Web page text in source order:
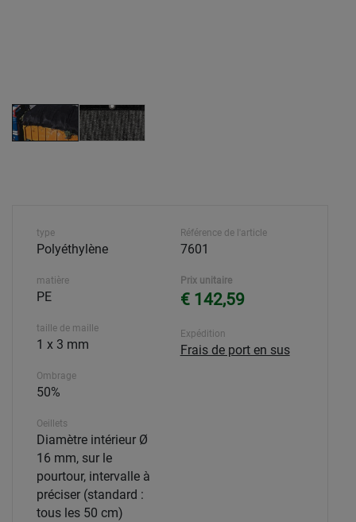
type
Polyéthylène
matière
PE
taille de maille
1 x 3 mm
Ombrage
50%
Oeillets
Diamètre intérieur Ø
16 mm, sur le
pourtour, intervalle à
préciser (standard :
tous les 50 cm)
Référence de l'article
7601
Prix unitaire
€ 142,59
Expédition
Frais de port en sus